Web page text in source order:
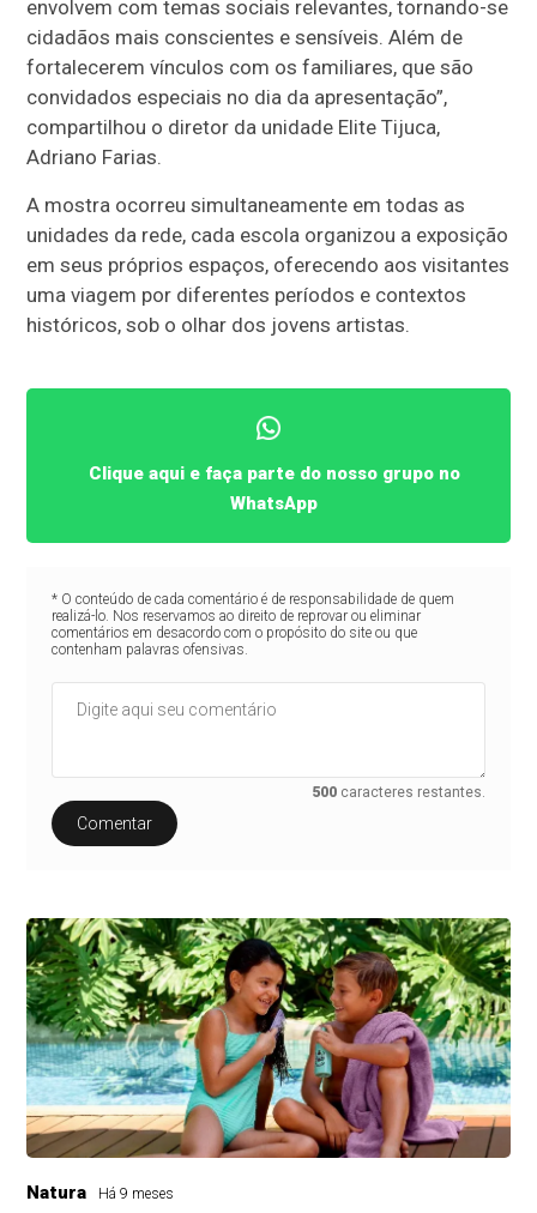
envolvem com temas sociais relevantes, tornando-se
cidadãos mais conscientes e sensíveis. Além de
fortalecerem vínculos com os familiares, que são
convidados especiais no dia da apresentação”,
compartilhou o diretor da unidade Elite Tijuca,
Adriano Farias.
A mostra ocorreu simultaneamente em todas as
unidades da rede, cada escola organizou a exposição
em seus próprios espaços, oferecendo aos visitantes
uma viagem por diferentes períodos e contextos
históricos, sob o olhar dos jovens artistas.
Clique aqui e faça parte do nosso grupo no
WhatsApp
* O conteúdo de cada comentário é de responsabilidade de quem
realizá-lo. Nos reservamos ao direito de reprovar ou eliminar
comentários em desacordo com o propósito do site ou que
contenham palavras ofensivas.
500 caracteres restantes.
Comentar
Natura Há 9 meses